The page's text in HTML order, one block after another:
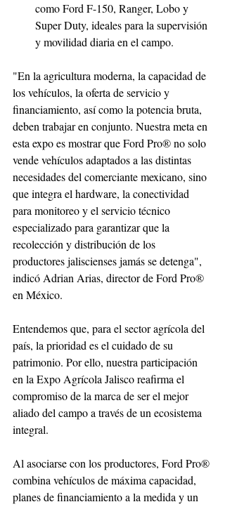
como Ford F-150, Ranger, Lobo y
Super Duty, ideales para la supervisión
y movilidad diaria en el campo.
"En la agricultura moderna, la capacidad de
los vehículos, la oferta de servicio y
financiamiento, así como la potencia bruta,
deben trabajar en conjunto. Nuestra meta en
esta expo es mostrar que Ford Pro® no solo
vende vehículos adaptados a las distintas
necesidades del comerciante mexicano, sino
que integra el hardware, la conectividad
para monitoreo y el servicio técnico
especializado para garantizar que la
recolección y distribución de los
productores jaliscienses jamás se detenga",
indicó Adrian Arias, director de Ford Pro®
en México.
Entendemos que, para el sector agrícola del
país, la prioridad es el cuidado de su
patrimonio. Por ello, nuestra participación
en la Expo Agrícola Jalisco reafirma el
compromiso de la marca de ser el mejor
aliado del campo a través de un ecosistema
integral.
Al asociarse con los productores, Ford Pro®
combina vehículos de máxima capacidad,
planes de financiamiento a la medida y un